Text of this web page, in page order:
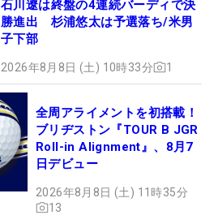
石川遼は終盤の4連続バーディで決
勝進出 杉浦悠太は予選落ち/米男
子下部
2026年8月8日 (土) 10時33分 1
全周アライメントを初搭載！
ブリヂストン『TOUR B JGR
Roll-in Alignment』、8月7
日デビュー
2026年8月8日 (土) 11時35分
13